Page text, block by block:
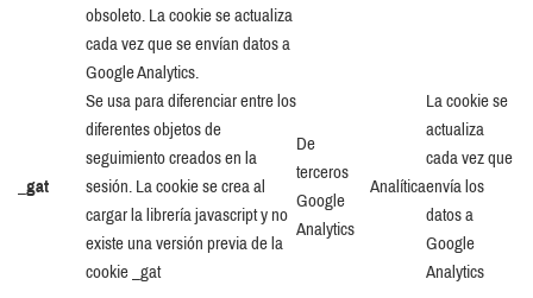
obsoleto. La cookie se actualiza
cada vez que se envían datos a
Google Analytics.
gat
Se usa para diferenciar entre los
diferentes objetos de
seguimiento creados en la
sesión. La cookie se crea al
cargar la librería javascript y no
existe una versión previa de la
cookie _gat
De
terceros
Google
Analytics
Analítica
La cookie se
actualiza
cada vez que
envía los
datos a
Google
Analytics